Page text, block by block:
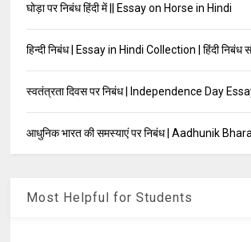
घोड़ा पर निबंध हिंदी में || Essay on Horse in Hindi
हिन्दी निबंध | Essay in Hindi Collection | हिंदी निबंध
स्वतंत्रता दिवस पर निबंध | Independence Day
आधुनिक भारत की समस्याएं पर निबंध | Aadhunik
Most Helpful for Students